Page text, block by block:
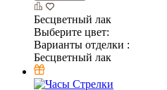
Бесцветный лак
Выберите цвет:
Варианты отделки :
Бесцветный лак